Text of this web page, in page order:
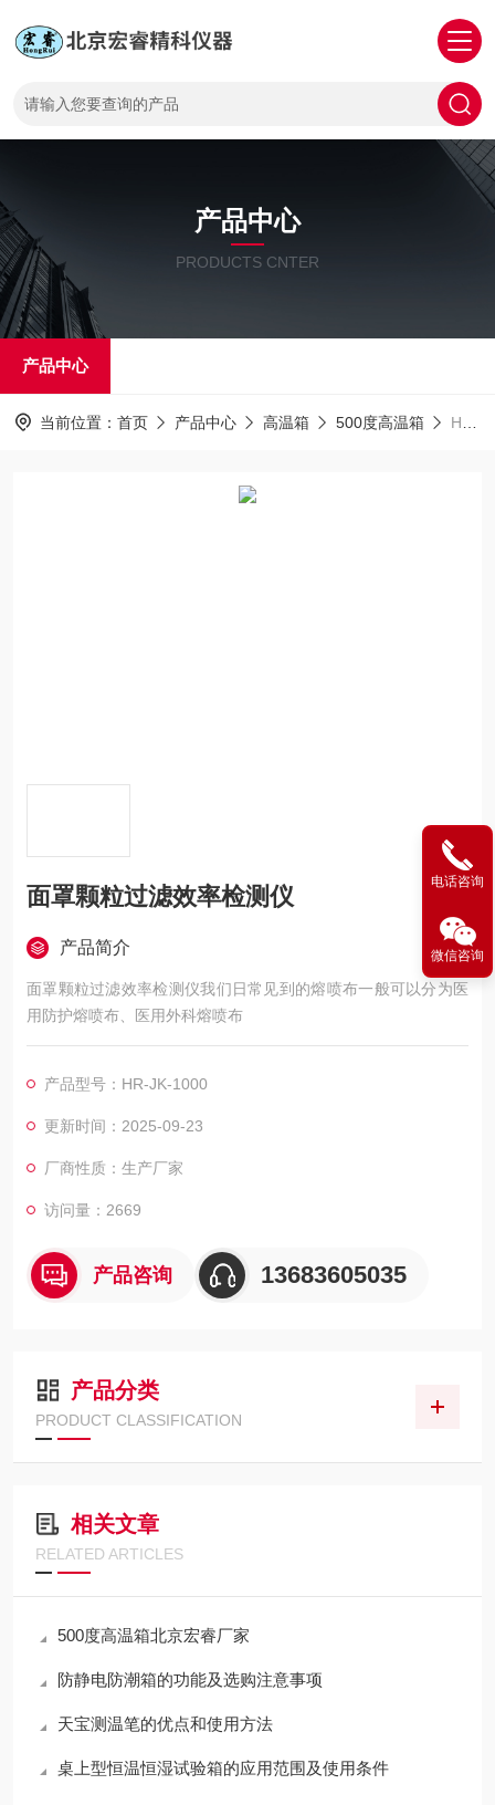
产品中心
PRODUCTS CNTER
产品中心
当前位置： 首页 产品中心 高温箱 500度高温箱 HR-JK-1000面罩颗粒过滤效率检测仪
面罩颗粒过滤效率检测仪
产品简介
面罩颗粒过滤效率检测仪我们日常见到的熔喷布一般可以分为医
用防护熔喷布、医用外科熔喷布
产品型号：HR-JK-1000
更新时间：2025-09-23
厂商性质：生产厂家
访问量：2669
产品咨询 13683605035
产品分类
PRODUCT CLASSIFICATION
相关文章
RELATED ARTICLES
500度高温箱北京宏睿厂家
防静电防潮箱的功能及选购注意事项
天宝测温笔的优点和使用方法
桌上型恒温恒湿试验箱的应用范围及使用条件
电话咨询
微信咨询